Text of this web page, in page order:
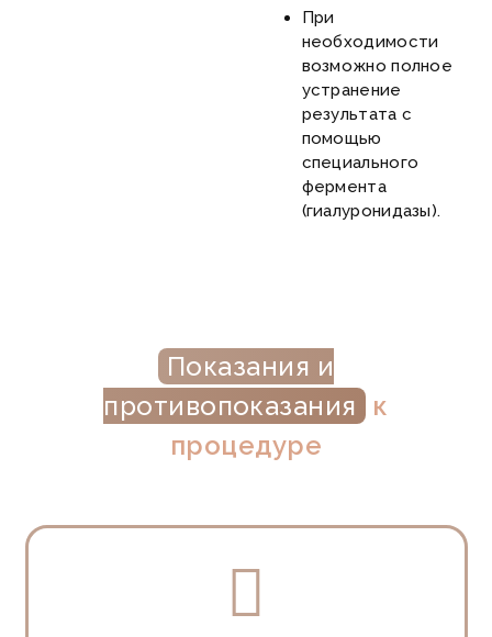
При
необходимости
возможно полное
устранение
результата с
помощью
специального
фермента
(гиалуронидазы).
Показания и
противопоказания к
процедуре